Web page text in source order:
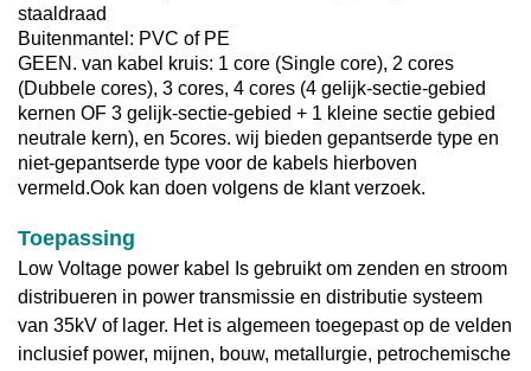
staaldraad
Buitenmantel: PVC of PE
GEEN. van kabel kruis: 1 core (Single core), 2 cores
(Dubbele cores), 3 cores, 4 cores (4 gelijk-sectie-gebied
kernen OF 3 gelijk-sectie-gebied + 1 kleine sectie gebied
neutrale kern), en 5cores. wij bieden gepantserde type en
niet-gepantserde type voor de kabels hierboven
vermeld.Ook kan doen volgens de klant verzoek.
Toepassing
Low Voltage power kabel
Is gebruikt om zenden en stroom
distribueren in power transmissie en distributie systeem
van 35kV of lager. Het is algemeen toegepast op de velden
inclusief power, mijnen, bouw, metallurgie, petrochemische